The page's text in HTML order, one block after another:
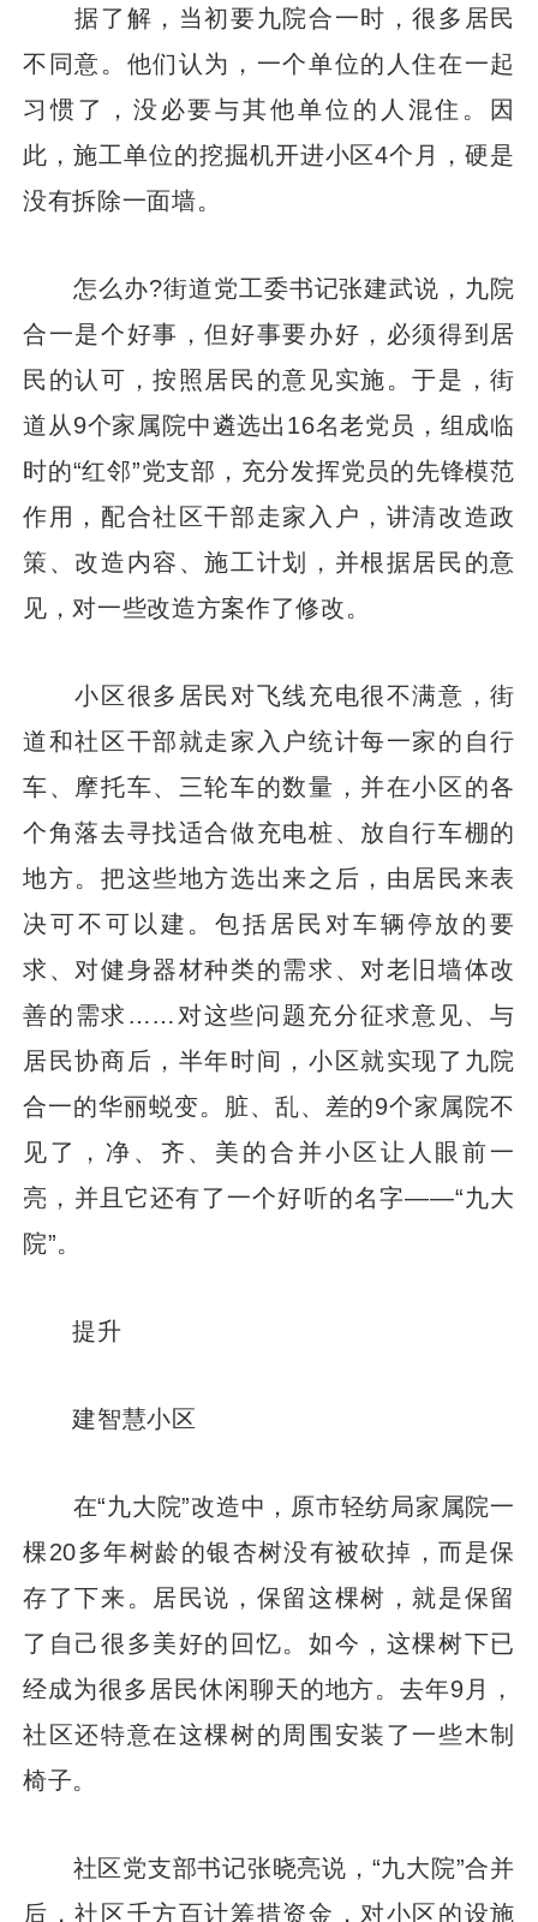
据了解，当初要九院合一时，很多居民
不同意。他们认为，一个单位的人住在一起
习惯了，没必要与其他单位的人混住。因
此，施工单位的挖掘机开进小区4个月，硬是
没有拆除一面墙。
怎么办?街道党工委书记张建武说，九院
合一是个好事，但好事要办好，必须得到居
民的认可，按照居民的意见实施。于是，街
道从9个家属院中遴选出16名老党员，组成临
时的“红邻”党支部，充分发挥党员的先锋模范
作用，配合社区干部走家入户，讲清改造政
策、改造内容、施工计划，并根据居民的意
见，对一些改造方案作了修改。
小区很多居民对飞线充电很不满意，街
道和社区干部就走家入户统计每一家的自行
车、摩托车、三轮车的数量，并在小区的各
个角落去寻找适合做充电桩、放自行车棚的
地方。把这些地方选出来之后，由居民来表
决可不可以建。包括居民对车辆停放的要
求、对健身器材种类的需求、对老旧墙体改
善的需求……对这些问题充分征求意见、与
居民协商后，半年时间，小区就实现了九院
合一的华丽蜕变。脏、乱、差的9个家属院不
见了，净、齐、美的合并小区让人眼前一
亮，并且它还有了一个好听的名字——“九大
院”。
提升
建智慧小区
在“九大院”改造中，原市轻纺局家属院一
棵20多年树龄的银杏树没有被砍掉，而是保
存了下来。居民说，保留这棵树，就是保留
了自己很多美好的回忆。如今，这棵树下已
经成为很多居民休闲聊天的地方。去年9月，
社区还特意在这棵树的周围安装了一些木制
椅子。
社区党支部书记张晓亮说，“九大院”合并
后，社区千方百计筹措资金，对小区的设施